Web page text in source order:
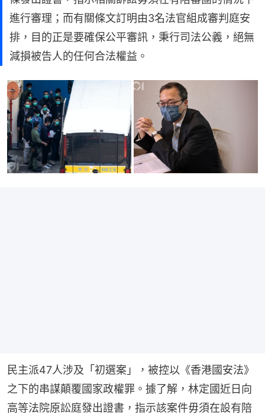
進行審理；而有關條文訂明由3名法官組成審判庭安
排，目的正是要確保公平審訊，秉行司法公義，絕無
減損被告人的任何合法權益。
民主派47人涉及「初選案」，被控以《香港國安法》
之下的串謀顛覆國家政權罪。據了解，林定國近日向
高等法院原訟庭發出證書，指示該案件毋須在設有陪